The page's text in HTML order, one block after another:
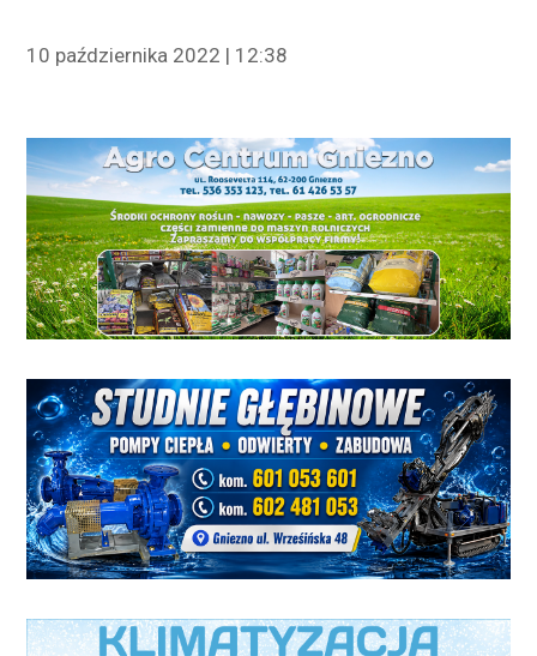
10 października 2022 | 12:38